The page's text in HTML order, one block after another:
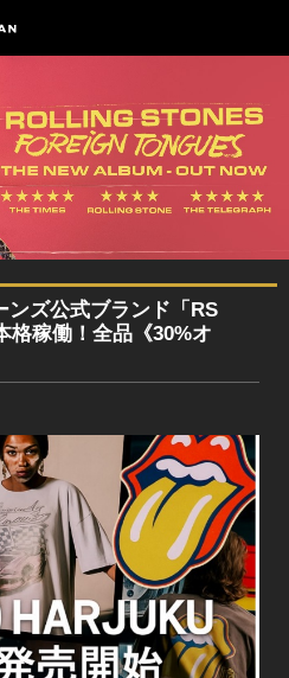
ンズ公式ブランド「RS
格稼働！全品《30%オ